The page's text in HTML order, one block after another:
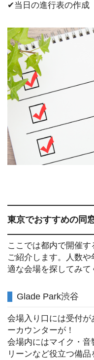
✔︎当日の進行表の作成
東京でおすすめの同
ここでは都内で開催
ご紹介します。人数
適な会場を探してみて
Glade Park渋谷
会場入り口には受付
ーカウンターが！
会場内にはマイク・音
リーンなど役立つ備品